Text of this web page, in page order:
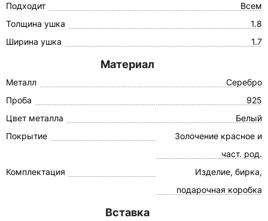
Подходит
Всем
Толщина ушка
1.8
Ширина ушка
1.7
Материал
Металл
Серебро
Проба
925
Цвет металла
Белый
Покрытие
Золочение красное и
част. род.
Комплектация
Изделие, бирка,
подарочная коробка
Вставка